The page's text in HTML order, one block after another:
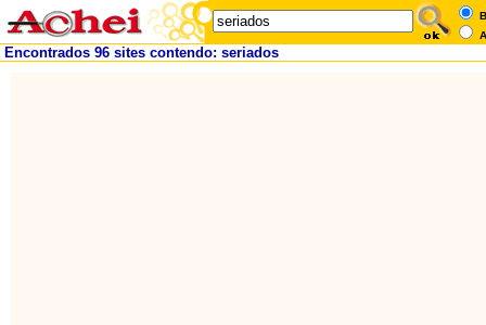
Encontrados 96 sites contendo: seriados